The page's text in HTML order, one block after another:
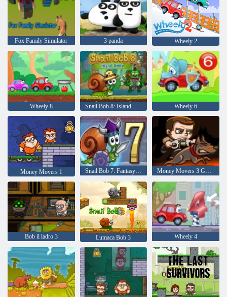
Fox Family Simulator 3 panda Wheely 2
Wheely 8 Snail Bob 8: Island Story Wheely 6
Money Movers 1 Snail Bob 7: Fantasy Story Money Movers 3 Guard Duty
Bob il ladro 3 Lumaca Bob 3 Wheely 4